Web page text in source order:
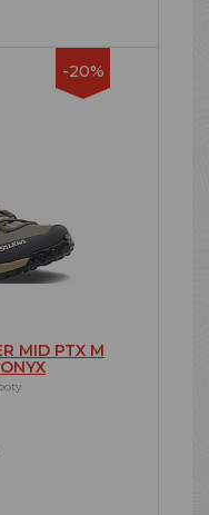
-20%
MID PTX M